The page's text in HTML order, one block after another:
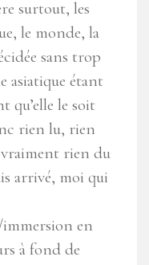
surtout, les
le monde, la
sans trop
asiatique étant
qu’elle le soit
rien lu, rien
vraiment rien du
arrivé, moi qui
en
à fond de